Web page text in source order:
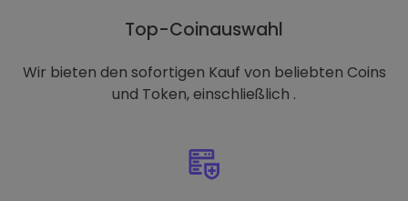
Top-Coinauswahl
Wir bieten den sofortigen Kauf von beliebten Coins
und Token, einschließlich .